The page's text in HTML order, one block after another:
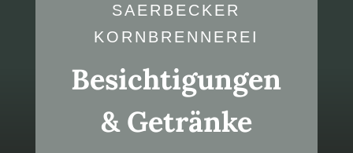
SAERBECKER
KORNBRENNEREI
Besichtigungen
& Getränke